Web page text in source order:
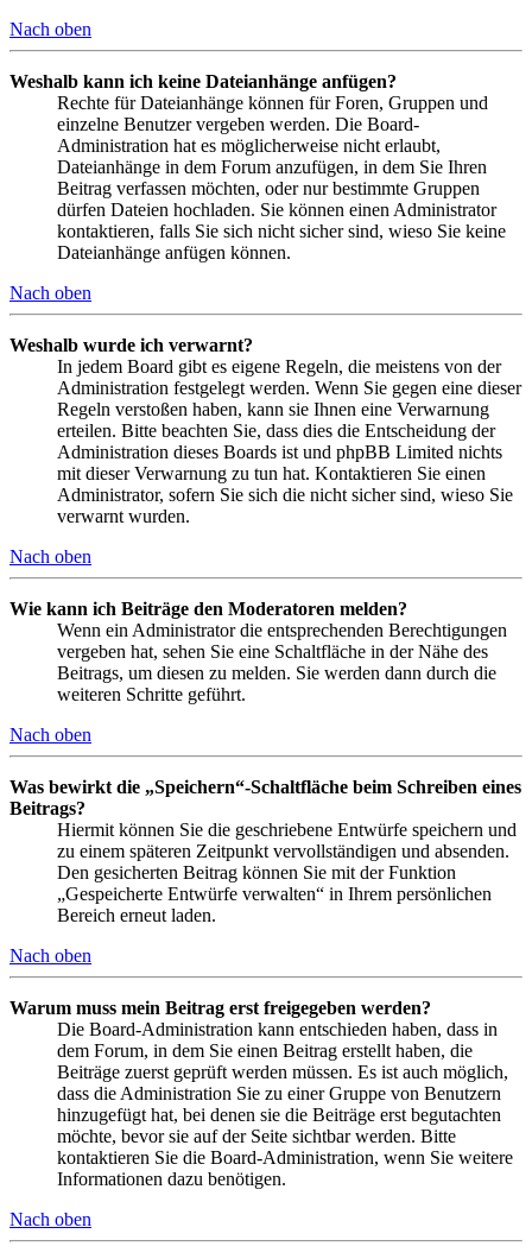
Nach oben
Weshalb kann ich keine Dateianhänge anfügen?
Rechte für Dateianhänge können für Foren, Gruppen und
einzelne Benutzer vergeben werden. Die Board-
Administration hat es möglicherweise nicht erlaubt,
Dateianhänge in dem Forum anzufügen, in dem Sie Ihren
Beitrag verfassen möchten, oder nur bestimmte Gruppen
dürfen Dateien hochladen. Sie können einen Administrator
kontaktieren, falls Sie sich nicht sicher sind, wieso Sie keine
Dateianhänge anfügen können.
Nach oben
Weshalb wurde ich verwarnt?
In jedem Board gibt es eigene Regeln, die meistens von der
Administration festgelegt werden. Wenn Sie gegen eine dieser
Regeln verstoßen haben, kann sie Ihnen eine Verwarnung
erteilen. Bitte beachten Sie, dass dies die Entscheidung der
Administration dieses Boards ist und phpBB Limited nichts
mit dieser Verwarnung zu tun hat. Kontaktieren Sie einen
Administrator, sofern Sie sich die nicht sicher sind, wieso Sie
verwarnt wurden.
Nach oben
Wie kann ich Beiträge den Moderatoren melden?
Wenn ein Administrator die entsprechenden Berechtigungen
vergeben hat, sehen Sie eine Schaltfläche in der Nähe des
Beitrags, um diesen zu melden. Sie werden dann durch die
weiteren Schritte geführt.
Nach oben
Was bewirkt die „Speichern“-Schaltfläche beim Schreiben eines
Beitrags?
Hiermit können Sie die geschriebene Entwürfe speichern und
zu einem späteren Zeitpunkt vervollständigen und absenden.
Den gesicherten Beitrag können Sie mit der Funktion
„Gespeicherte Entwürfe verwalten“ in Ihrem persönlichen
Bereich erneut laden.
Nach oben
Warum muss mein Beitrag erst freigegeben werden?
Die Board-Administration kann entschieden haben, dass in
dem Forum, in dem Sie einen Beitrag erstellt haben, die
Beiträge zuerst geprüft werden müssen. Es ist auch möglich,
dass die Administration Sie zu einer Gruppe von Benutzern
hinzugefügt hat, bei denen sie die Beiträge erst begutachten
möchte, bevor sie auf der Seite sichtbar werden. Bitte
kontaktieren Sie die Board-Administration, wenn Sie weitere
Informationen dazu benötigen.
Nach oben